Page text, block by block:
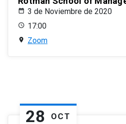
3 de Noviembre de 2020
17:00
Zoom
28 OCT